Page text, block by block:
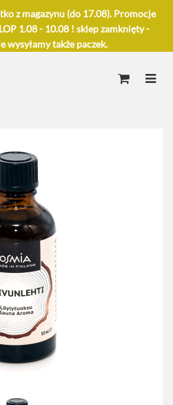
z magazynu (do 17.08). Promocje
1.08 - 10.08 ! sklep zamknięty -
wysyłamy także paczek.